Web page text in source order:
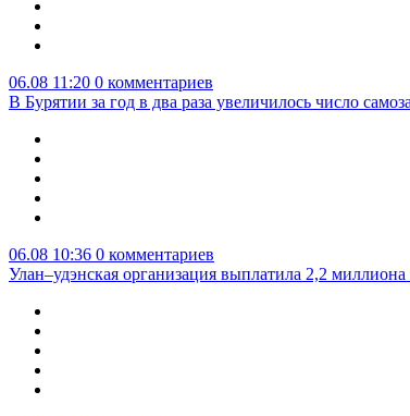
06.08 11:20 0 комментариев
В Бурятии за год в два раза увеличилось число
06.08 10:36 0 комментариев
Улан–удэнская организация выплатила 2,2